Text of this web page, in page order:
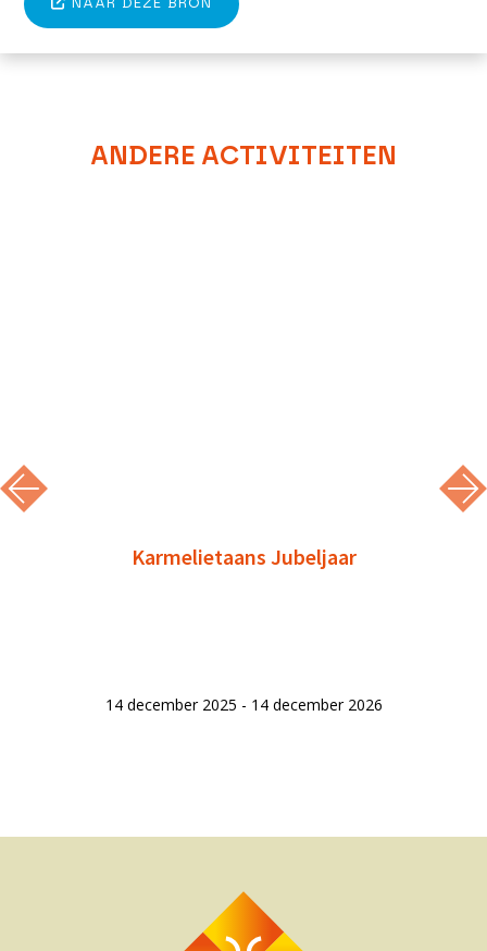
NAAR DEZE BRON
ANDERE ACTIVITEITEN
Karmelietaans Jubeljaar
14 december 2025 - 14 december 2026